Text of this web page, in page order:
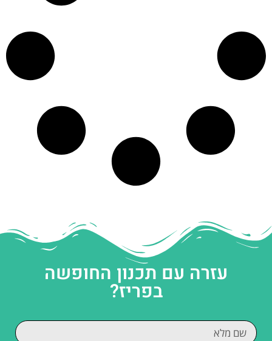
עזרה עם תכנון החופשה
בפריז?